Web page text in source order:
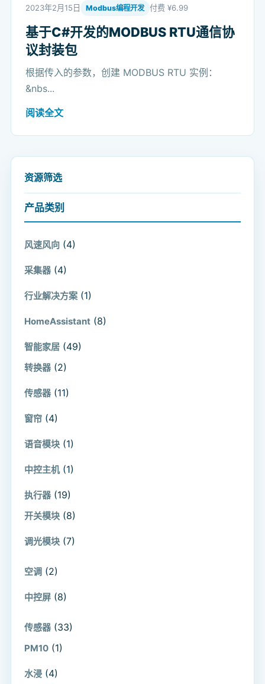
2023年2月15日 Modbus编程开发 付费 ¥6.99
基于C#开发的MODBUS RTU通信协
议封装包
根据传入的参数，创建 MODBUS RTU 实例：
&nbs...
阅读全文
资源筛选
产品类别
风速风向 (4)
采集器 (4)
行业解决方案 (1)
HomeAssistant (8)
智能家居 (49)
转换器 (2)
传感器 (11)
窗帘 (4)
语音模块 (1)
中控主机 (1)
执行器 (19)
开关模块 (8)
调光模块 (7)
空调 (2)
中控屏 (8)
传感器 (33)
PM10 (1)
水浸 (4)